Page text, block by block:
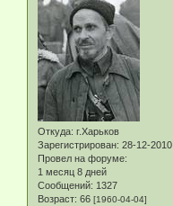
Откуда: г.Харьков
Зарегистрирован: 28-12-2010
Провел на форуме:
1 месяц 8 дней
Сообщений: 1327
Возраст: 66 [1960-04-04]